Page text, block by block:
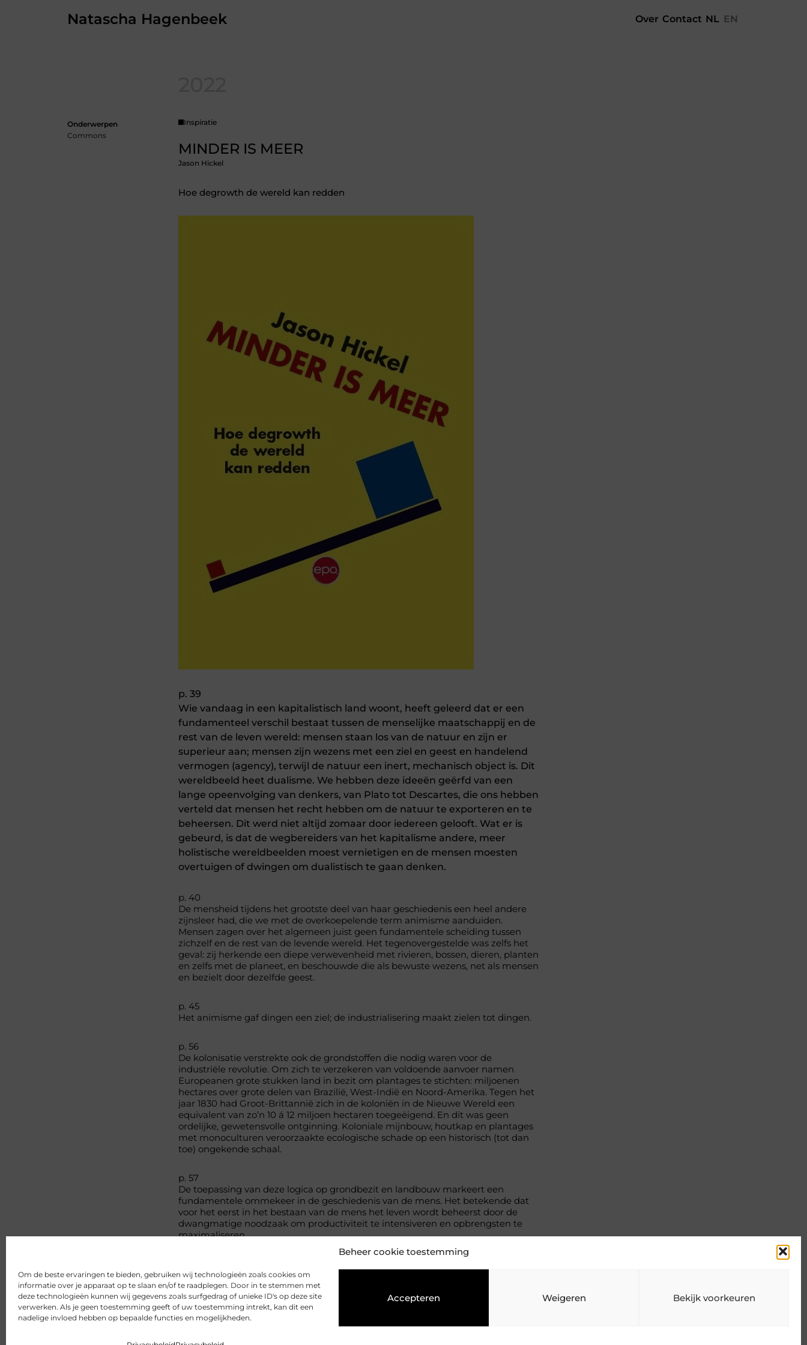
Beheer cookie toestemming
Om de beste ervaringen te bieden, gebruiken wij technologieën zoals cookies om
informatie over je apparaat op te slaan en/of te raadplegen. Door in te stemmen met
deze technologieën kunnen wij gegevens zoals surfgedrag of unieke ID's op deze site
verwerken. Als je geen toestemming geeft of uw toestemming intrekt, kan dit een
nadelige invloed hebben op bepaalde functies en mogelijkheden.
Accepteren Weigeren Bekijk voorkeuren
Natascha Hagenbeek Over Contact NL EN
Onderwerpen
Commons
Inspiratie
MINDER IS MEER
Jason Hickel
Hoe degrowth de wereld kan redden
p. 39
Wie vandaag in een kapitalistisch land woont, heeft geleerd dat er een
fundamenteel verschil bestaat tussen de menselijke maatschappij en de
rest van de leven wereld: mensen staan los van de natuur en zijn er
superieur aan; mensen zijn wezens met een ziel en geest en handelend
vermogen (agency), terwijl de natuur een inert, mechanisch object is. Dit
wereldbeeld heet dualisme. We hebben deze ideeën geërfd van een
lange opeenvolging van denkers, van Plato tot Descartes, die ons hebben
verteld dat mensen het recht hebben om de natuur te exporteren en te
beheersen. Dit werd niet altijd zomaar door iedereen gelooft. Wat er is
gebeurd, is dat de wegbereiders van het kapitalisme andere, meer
holistische wereldbeelden moest vernietigen en de mensen moesten
overtuigen of dwingen om dualistisch te gaan denken.
p. 40
De mensheid tijdens het grootste deel van haar geschiedenis een heel andere
zijnsleer had, die we met de overkoepelende term animisme aanduiden.
Mensen zagen over het algemeen juist geen fundamentele scheiding tussen
zichzelf en de rest van de levende wereld. Het tegenovergestelde was zelfs het
geval: zij herkende een diepe verwevenheid met rivieren, bossen, dieren, planten
en zelfs met de planeet, en beschouwde die als bewuste wezens, net als mensen
en bezielt door dezelfde geest.
p. 45
Het animisme gaf dingen een ziel; de industrialisering maakt zielen tot dingen.
p. 56
De kolonisatie verstrekte ook de grondstoffen die nodig waren voor de
industriële revolutie. Om zich te verzekeren van voldoende aanvoer namen
Europeanen grote stukken land in bezit om plantages te stichten: miljoenen
hectares over grote delen van Brazilië, West-Indië en Noord-Amerika. Tegen het
jaar 1830 had Groot-Brittannië zich in de koloniën in de Nieuwe Wereld een
equivalent van zo’n 10 á 12 miljoen hectaren toegeëigend. En dit was geen
ordelijke, gewetensvolle ontginning. Koloniale mijnbouw, houtkap en plantages
met monoculturen veroorzaakte ecologische schade op een historisch (tot dan
toe) ongekende schaal.
p. 57
De toepassing van deze logica op grondbezit en landbouw markeert een
fundamentele ommekeer in de geschiedenis van de mens. Het betekende dat
voor het eerst in het bestaan van de mens het leven wordt beheerst door de
dwangmatige noodzaak om productiviteit te intensiveren en opbrengsten te
maximaliseren.
save-the-world-by-jason-hickel
Delen